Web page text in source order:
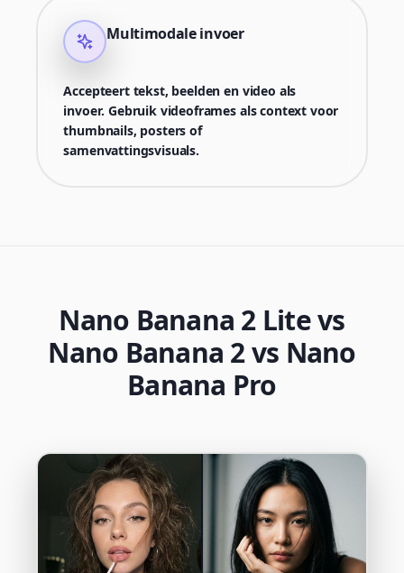
Multimodale invoer
Accepteert tekst, beelden en video als
invoer. Gebruik videoframes als context voor
thumbnails, posters of
samenvattingsvisuals.
Nano Banana 2 Lite vs
Nano Banana 2 vs Nano
Banana Pro